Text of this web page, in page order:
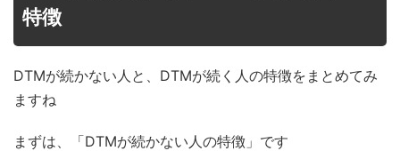
特徴
DTMが続かない人と、DTMが続く人の特徴をまとめてみ
ますね
まずは、「DTMが続かない人の特徴」です